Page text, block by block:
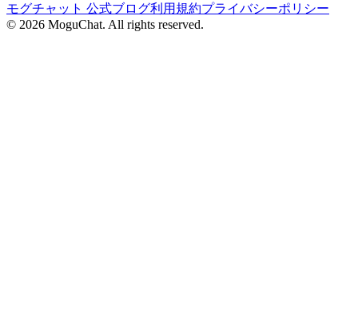
モグチャット 公式ブログ利用規約プライバシーポリシー
© 2026 MoguChat. All rights reserved.